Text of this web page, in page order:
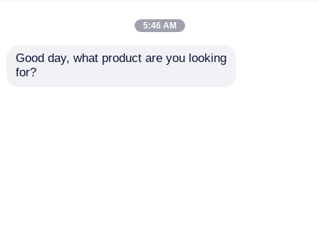
Pour les soins de santé5:46 AM
Good day, what product are you looking
for?